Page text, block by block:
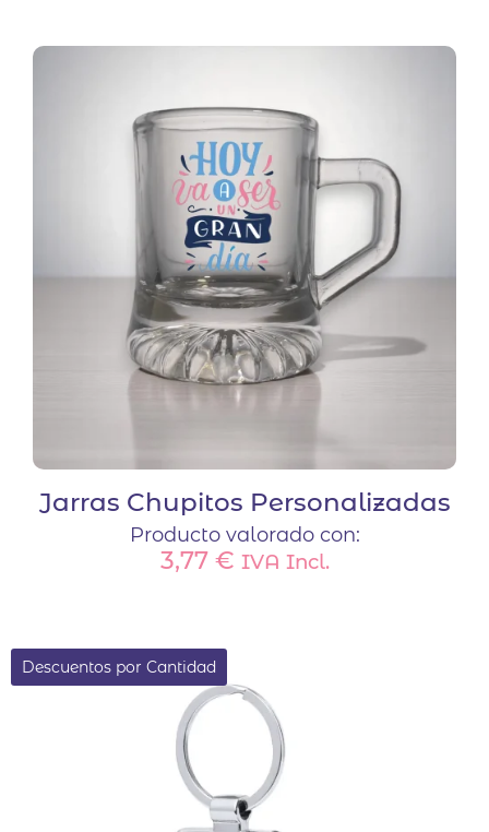
Jarras Chupitos Personalizadas
Producto valorado con:
3,77 € IVA Incl.
Descuentos por Cantidad